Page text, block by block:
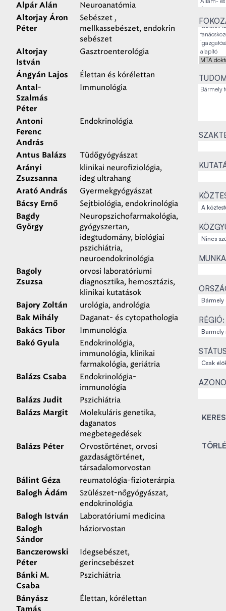
Alpár Alán Neuroanatómia
Altorjay Áron
Péter
Sebészet ,
mellkassebészet, endokrin
sebészet
Altorjay
István
Gasztroenterológia
Ángyán Lajos Élettan és kórélettan
Antal-
Szalmás
Péter
Immunológia
Antoni
Ferenc
András
Endokrinológia
Antus Balázs Tüdőgyógyászat
Arányi
Zsuzsanna
klinikai neurofiziológia,
ideg ultrahang
Arató András Gyermekgyógyászat
Bácsy Ernő Sejtbiológia, endokrinológia
Bagdy
György
Neuropszichofarmakológia,
gyógyszertan,
idegtudomány, biológiai
pszichiátria,
neuroendokrinológia
Bagoly
Zsuzsa
orvosi laboratóriumi
diagnosztika, hemosztázis,
klinikai kutatások
Bajory Zoltán urológia, andrológia
Bak Mihály Daganat- és cytopathologia
Bakács Tibor Immunológia
Bakó Gyula
Endokrinológia,
immunológia, klinikai
farmakológia, geriátria
Balázs Csaba
Endokrinológia-
immunológia
Balázs Judit Pszichiátria
Balázs Margit
Molekuláris genetika,
daganatos
megbetegedések
Balázs Péter
Orvostörténet, orvosi
gazdaságtörténet,
társadalomorvostan
Bálint Géza reumatológia-fizioterárpia
Balogh Ádám
Szülészet-nőgyógyászat,
endokrinológia
Balogh István Laboratóriumi medicina
Balogh
Sándor
háziorvostan
Banczerowski
Péter
Idegsebészet,
gerincsebészet
Bánki M.
Csaba
Pszichiátria
Bányász
Tamás
Élettan, kórélettan
RÉGIÓ: